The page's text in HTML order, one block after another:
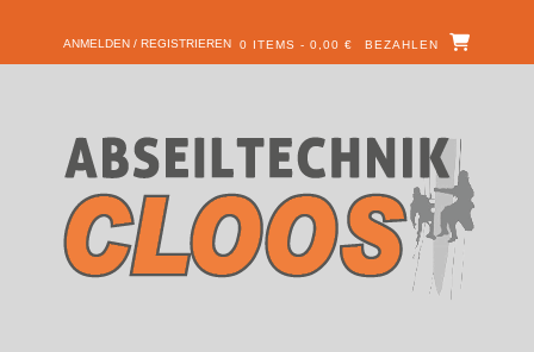
ANMELDEN / REGISTRIEREN 0 ITEMS - 0,00 € BEZAHLEN